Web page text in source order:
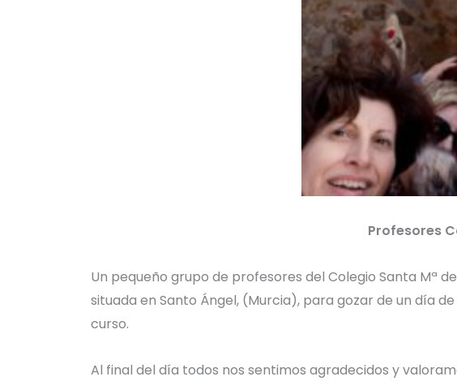
Profesores
Un pequeño grupo de profesores del Colegio Santa Mª
situada en Santo Ángel, (Murcia), para gozar de un día
curso.
Al final del día todos nos sentimos agradecidos y